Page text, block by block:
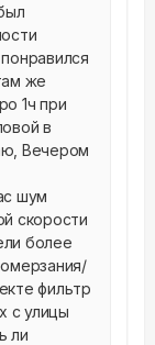
же
1ч при
в
Вечером
шум
скорости
более
фильтр
с улицы
ли